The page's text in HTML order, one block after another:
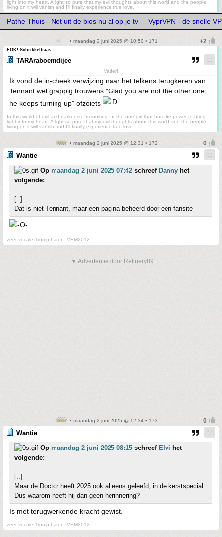
light into my heart. A light so pure that my evil thoughts about this world and the people
living on it will vanish and I'll finally experience true love.
Pathe Thuis - Net uit de bios nu al op je tv VyprVPN - de snelle
• maandag 2 juni 2025 @ 10:50 • 171
FOK!-Schrikkelbaas
TARAraboemdijee
Vader!
Ik vond de in-cheek verwijzing naar het telkens terugkeren van
Tennant wel grappig trouwens "Glad you are not the other one,
he keeps turning up" ofzoiets
In this world of evil and darkness I'm looking for the one girl that has the power to bring
light into my heart. A light so pure that my evil thoughts about this world and the people
living on it will vanish and I'll finally experience true love.
• maandag 2 juni 2025 @ 12:31 • 172
Wantie
Op maandag 2 juni 2025 07:42 schreef Danny het
volgende:
[..]
Dat is niet Tennant, maar een pagina beheerd door een fansite
zeer vocale Trump hater - VEM2012
▼ Advertentie door Refinery89
• maandag 2 juni 2025 @ 12:34 • 173
Wantie
Op maandag 2 juni 2025 08:15 schreef Elvi het
volgende:
[..]
Maar de Doctor heeft 2025 ook al eens geleefd, in de kerstspecial.
Dus waarom heeft hij dan geen herinnering?
Is met terugwerkende kracht gewist.
zeer vocale Trump hater - VEM2012